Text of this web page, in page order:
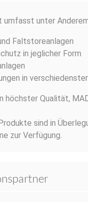
umfasst unter
Faltstoreanlagen
in jeglicher Form
in
höchster Qualität,
sind in
zur Verfügung.